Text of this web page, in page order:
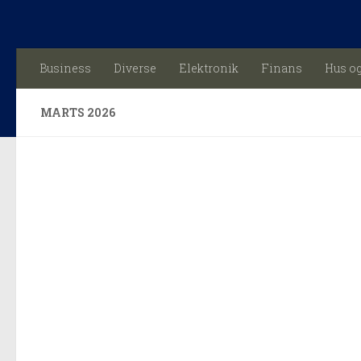
Business Diverse Elektronik Finans Hus
MARTS 2026